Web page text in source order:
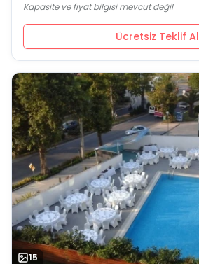
Kapasite ve fiyat bilgisi mevcut değil
Ücretsiz Teklif Al
15